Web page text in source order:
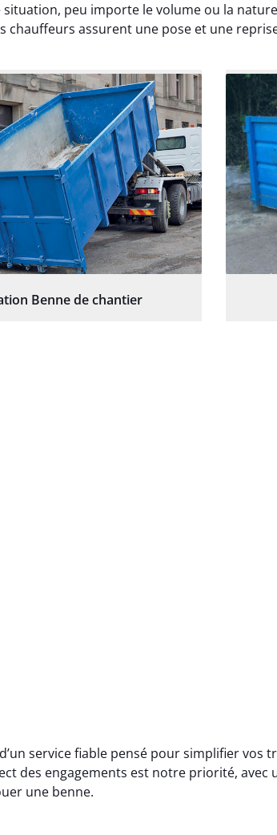
peu importe le volume ou la
chauffeurs assurent une pose et une
Benne de chantier
service fiable pensé pour simplifier vos
des engagements est notre priorité,
une benne.